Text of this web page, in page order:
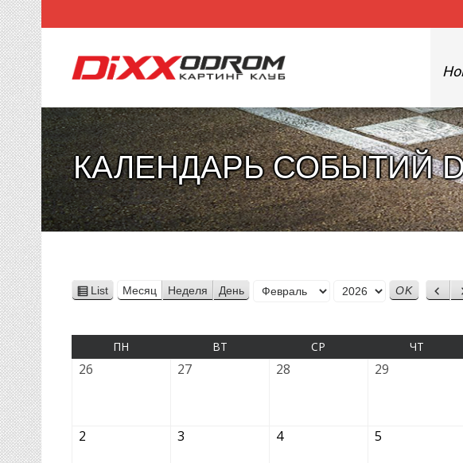
КАЛЕНДАРЬ СОБЫТИЙ
View
List Месяц Неделя День
Месяц
ПН ВТВТОРНИК СР ЧТ
26 2727.01.2026 28 29
2 3 404.02.2026 5